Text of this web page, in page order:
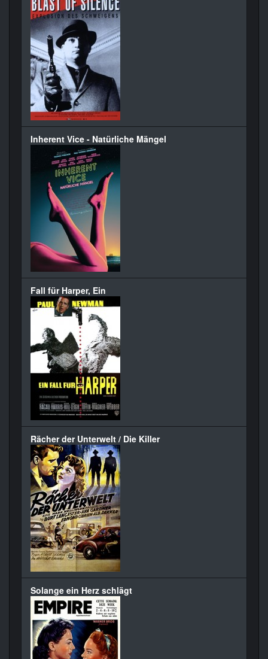
Inherent Vice - Natürliche Mängel
Fall für Harper, Ein
Rächer der Unterwelt / Die Killer
Solange ein Herz schlägt